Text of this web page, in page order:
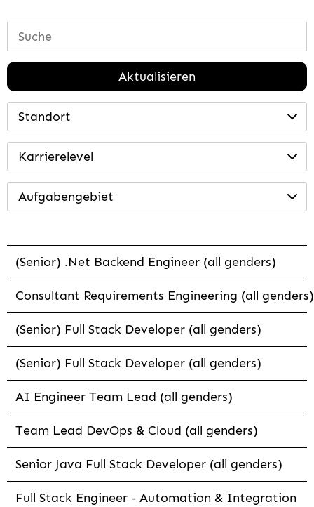
Aktualisieren
Standort
Karrierelevel
Aufgabengebiet
(Senior) .Net Backend Engineer (all genders)
Consultant Requirements Engineering (all genders)
(Senior) Full Stack Developer (all genders)
(Senior) Full Stack Developer (all genders)
AI Engineer Team Lead (all genders)
Team Lead DevOps & Cloud (all genders)
Senior Java Full Stack Developer (all genders)
Full Stack Engineer - Automation & Integration